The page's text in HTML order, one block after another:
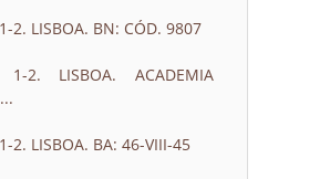
2. LISBOA. BN: CÓD. 9807
1-2. LISBOA. ACADEMIA
2. LISBOA. BA: 46-VIII-45